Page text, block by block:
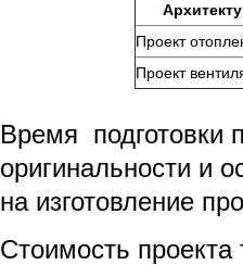
Проект
Проект
Время подготовки
оригинальности и
на изготовление
Стоимость проекта